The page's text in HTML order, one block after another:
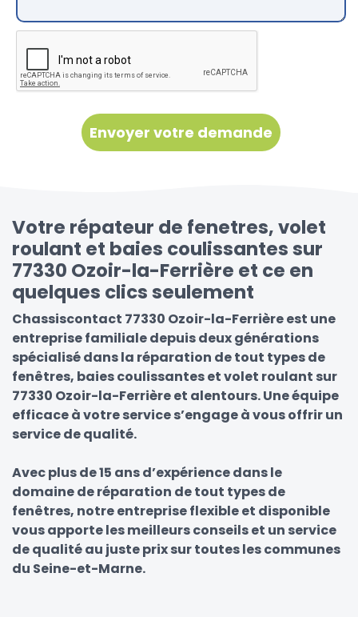
Votre répateur de fenetres, volet
roulant et baies coulissantes sur
77330 Ozoir-la-Ferrière et ce en
quelques clics seulement
Chassiscontact 77330 Ozoir-la-Ferrière est une
entreprise familiale depuis deux générations
spécialisé dans la réparation de tout types de
fenêtres, baies coulissantes et volet roulant sur
77330 Ozoir-la-Ferrière et alentours. Une équipe
efficace à votre service s’engage à vous offrir un
service de qualité.
Avec plus de 15 ans d’expérience dans le
domaine de réparation de tout types de
fenêtres, notre entreprise flexible et disponible
vous apporte les meilleurs conseils et un service
de qualité au juste prix sur toutes les communes
du Seine-et-Marne.